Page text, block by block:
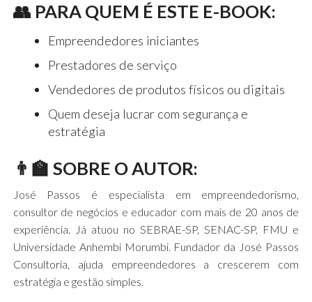
👥 PARA QUEM É ESTE E-BOOK:
Empreendedores iniciantes
Prestadores de serviço
Vendedores de produtos físicos ou digitais
Quem deseja lucrar com segurança e
estratégia
👨‍🏫 SOBRE O AUTOR:
José Passos é especialista em empreendedorismo,
consultor de negócios e educador com mais de 20 anos de
experiência. Já atuou no SEBRAE-SP, SENAC-SP, FMU e
Universidade Anhembi Morumbi. Fundador da José Passos
Consultoria, ajuda empreendedores a crescerem com
estratégia e gestão simples.